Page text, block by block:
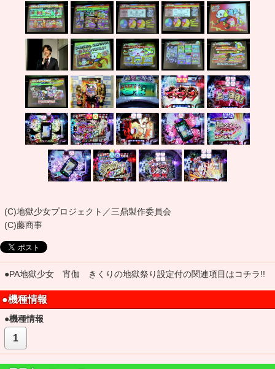
(C)地獄少女プロジェクト／三鼎製作委員会
(C)藤商事
●PA地獄少女 宵伽 きくりの地獄祭り設定付の関連項目はコチラ!!
●機種情報
●機種情報
1